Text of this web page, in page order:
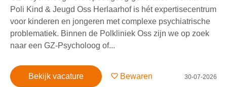
Poli Kind & Jeugd Oss Herlaarhof is hét expertisecentrum
voor kinderen en jongeren met complexe psychiatrische
problematiek. Binnen de Polkliniek Oss zijn we op zoek
naar een GZ-Psycholoog of...
Bekijk vacature Bewaren 30-07-2026